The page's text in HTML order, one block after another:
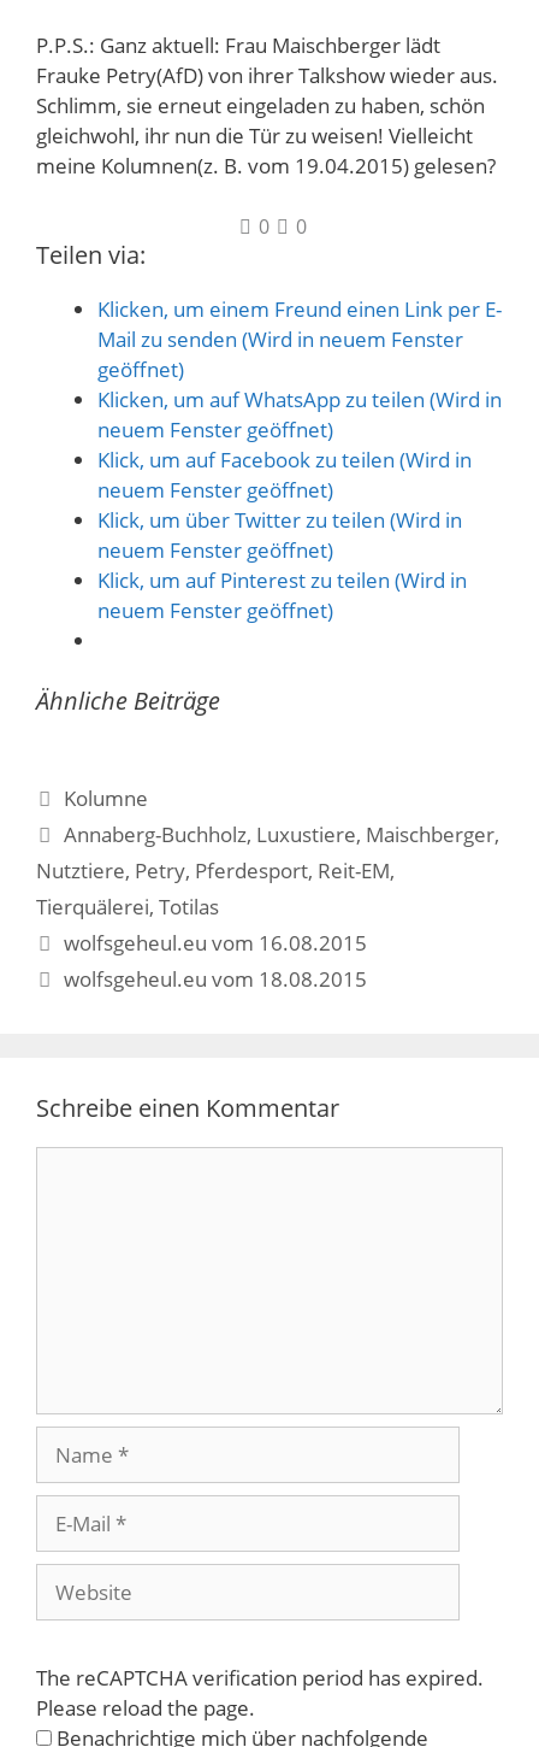
P.P.S.: Ganz aktuell: Frau Maischberger lädt
Frauke Petry(AfD) von ihrer Talkshow wieder aus.
Schlimm, sie erneut eingeladen zu haben, schön
gleichwohl, ihr nun die Tür zu weisen! Vielleicht
meine Kolumnen(z. B. vom 19.04.2015) gelesen?
0 0
Teilen via:
Klicken, um einem Freund einen Link per E-
Mail zu senden (Wird in neuem Fenster
geöffnet)
Klicken, um auf WhatsApp zu teilen (Wird in
neuem Fenster geöffnet)
Klick, um auf Facebook zu teilen (Wird in
neuem Fenster geöffnet)
Klick, um über Twitter zu teilen (Wird in
neuem Fenster geöffnet)
Klick, um auf Pinterest zu teilen (Wird in
neuem Fenster geöffnet)
Ähnliche Beiträge
Kategorien
Kolumne
Schlagwörter
Annaberg-Buchholz, Luxustiere, Maischberger,
Nutztiere, Petry, Pferdesport, Reit-EM,
Tierquälerei, Totilas
Beitrags-
Navigation
wolfsgeheul.eu vom 16.08.2015
wolfsgeheul.eu vom 18.08.2015
Schreibe einen Kommentar
Mail
Website
The reCAPTCHA verification period has expired.
Please reload the page.
Benachrichtige mich über nachfolgende